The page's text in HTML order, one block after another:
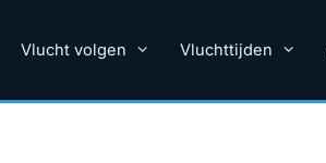
Vlucht volgen Vluchttijden